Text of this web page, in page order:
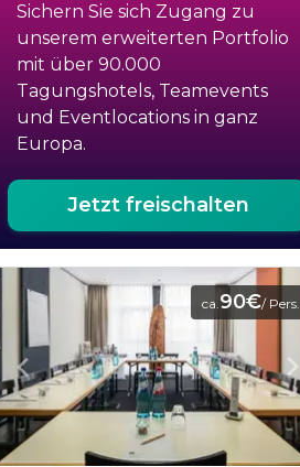
Sichern Sie sich Zugang zu
unserem erweiterten Portfolio
mit über 90.000
Tagungshotels, Teamevents
und Eventlocations in ganz
Europa.
Jetzt freischalten
ca.90€/ Pers.